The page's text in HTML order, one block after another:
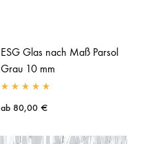
ESG Glas nach Maß Parsol
Grau 10 mm
ab 80,00 €